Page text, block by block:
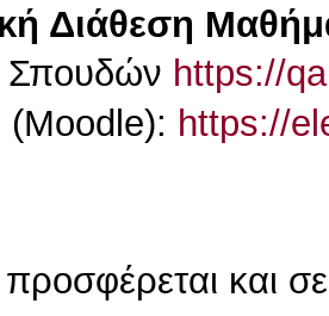
Διάθεση
Σπουδών https://
https://
και